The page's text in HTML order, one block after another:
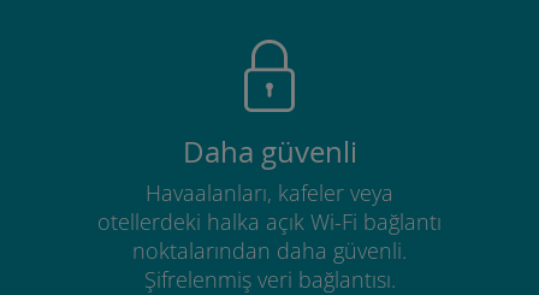
Daha güvenli
Havaalanları, kafeler veya
otellerdeki halka açık Wi-Fi bağlantı
noktalarından daha güvenli.
Şifrelenmiş veri bağlantısı.